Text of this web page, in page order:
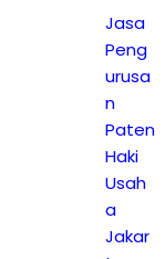
Jasa
Peng
urusa
n
Paten
Haki
Usah
a
Jakar